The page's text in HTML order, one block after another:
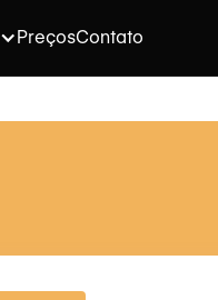
PreçosContato